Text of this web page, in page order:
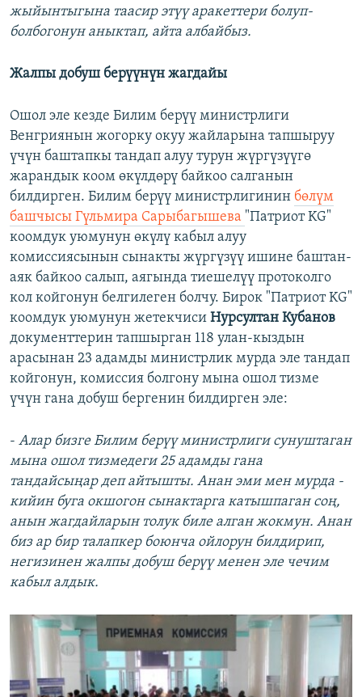
жыйынтыгына таасир этүү аракеттери болуп-
болбогонун аныктап, айта албайбыз.
Жалпы добуш берүүнүн жагдайы
Ошол эле кезде Билим берүү министрлиги
Венгриянын жогорку окуу жайларына тапшыруу
үчүн баштапкы тандап алуу турун жүргүзүүгө
жарандык коом өкүлдөрү байкоо салганын
билдирген. Билим берүү министрлигинин бөлүм
башчысы Гүльмира Сарыбагышева "Патриот KG"
коомдук уюмунун өкүлү кабыл алуу
комиссиясынын сынакты жүргүзүү ишине баштан-
аяк байкоо салып, аягында тиешелүү протоколго
кол койгонун белгилеген болчу. Бирок "Патриот KG"
коомдук уюмунун жетекчиси Нурсултан Кубанов
документтерин тапшырган 118 улан-кыздын
арасынан 23 адамды министрлик мурда эле тандап
койгонун, комиссия болгону мына ошол тизме
үчүн гана добуш бергенин билдирген эле:
- Алар бизге Билим берүү министрлиги сунуштаган
мына ошол тизмедеги 25 адамды гана
тандайсыңар деп айтышты. Анан эми мен мурда -
кийин буга окшогон сынактарга катышпаган соң,
анын жагдайларын толук биле алган жокмун. Анан
биз ар бир талапкер боюнча ойлорун билдирип,
негизинен жалпы добуш берүү менен эле чечим
кабыл алдык.